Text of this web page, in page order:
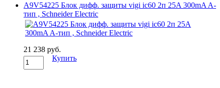
A9V54225 Блок дифф. защиты vigi ic60 2п 25A 300mA A-
тип , Schneider Electric
21 238 руб.
Купить